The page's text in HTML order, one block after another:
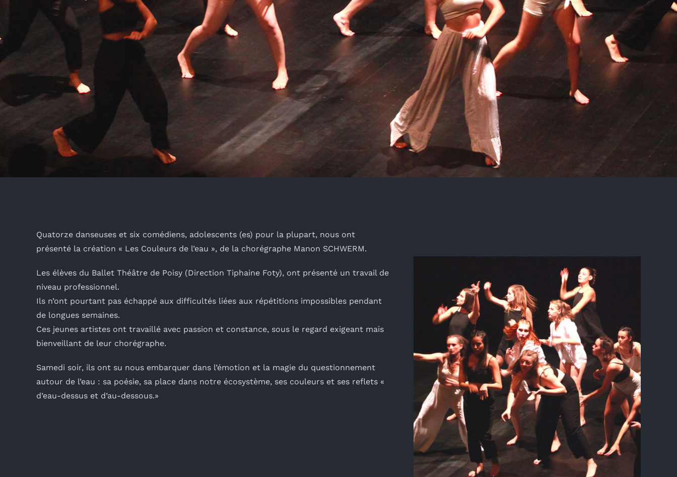
Quatorze danseuses et six comédiens, adolescents (es) pour la plupart, nous ont
présenté la création « Les Couleurs de l’eau », de la chorégraphe Manon SCHWERM.
Les élèves du Ballet Théâtre de Poisy (Direction Tiphaine Foty), ont présenté un travail de
niveau professionnel.
Ils n’ont pourtant pas échappé aux difficultés liées aux répétitions impossibles pendant
de longues semaines.
Ces jeunes artistes ont travaillé avec passion et constance, sous le regard exigeant mais
bienveillant de leur chorégraphe.
Samedi soir, ils ont su nous embarquer dans l’émotion et la magie du questionnement
autour de l’eau : sa poésie, sa place dans notre écosystème, ses couleurs et ses reflets «
d’eau-dessus et d’au-dessous.»